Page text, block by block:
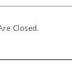
Closed.